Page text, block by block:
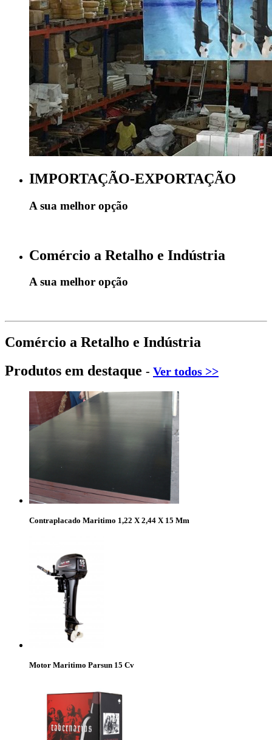
IMPORTAÇÃO-EXPORTAÇÃO
A sua melhor opção
Comércio a Retalho e Indústria
A sua melhor opção
Comércio a Retalho e Indústria
Produtos em destaque - Ver todos >>
Contraplacado Maritimo 1,22 X 2,44 X 15 Mm
Motor Maritimo Parsun 15 Cv